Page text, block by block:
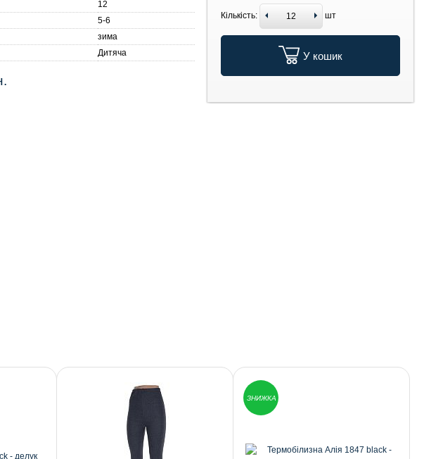
12
5-6
зима
Дитяча
Кількість: шт
У кошик
ЗНИЖКА